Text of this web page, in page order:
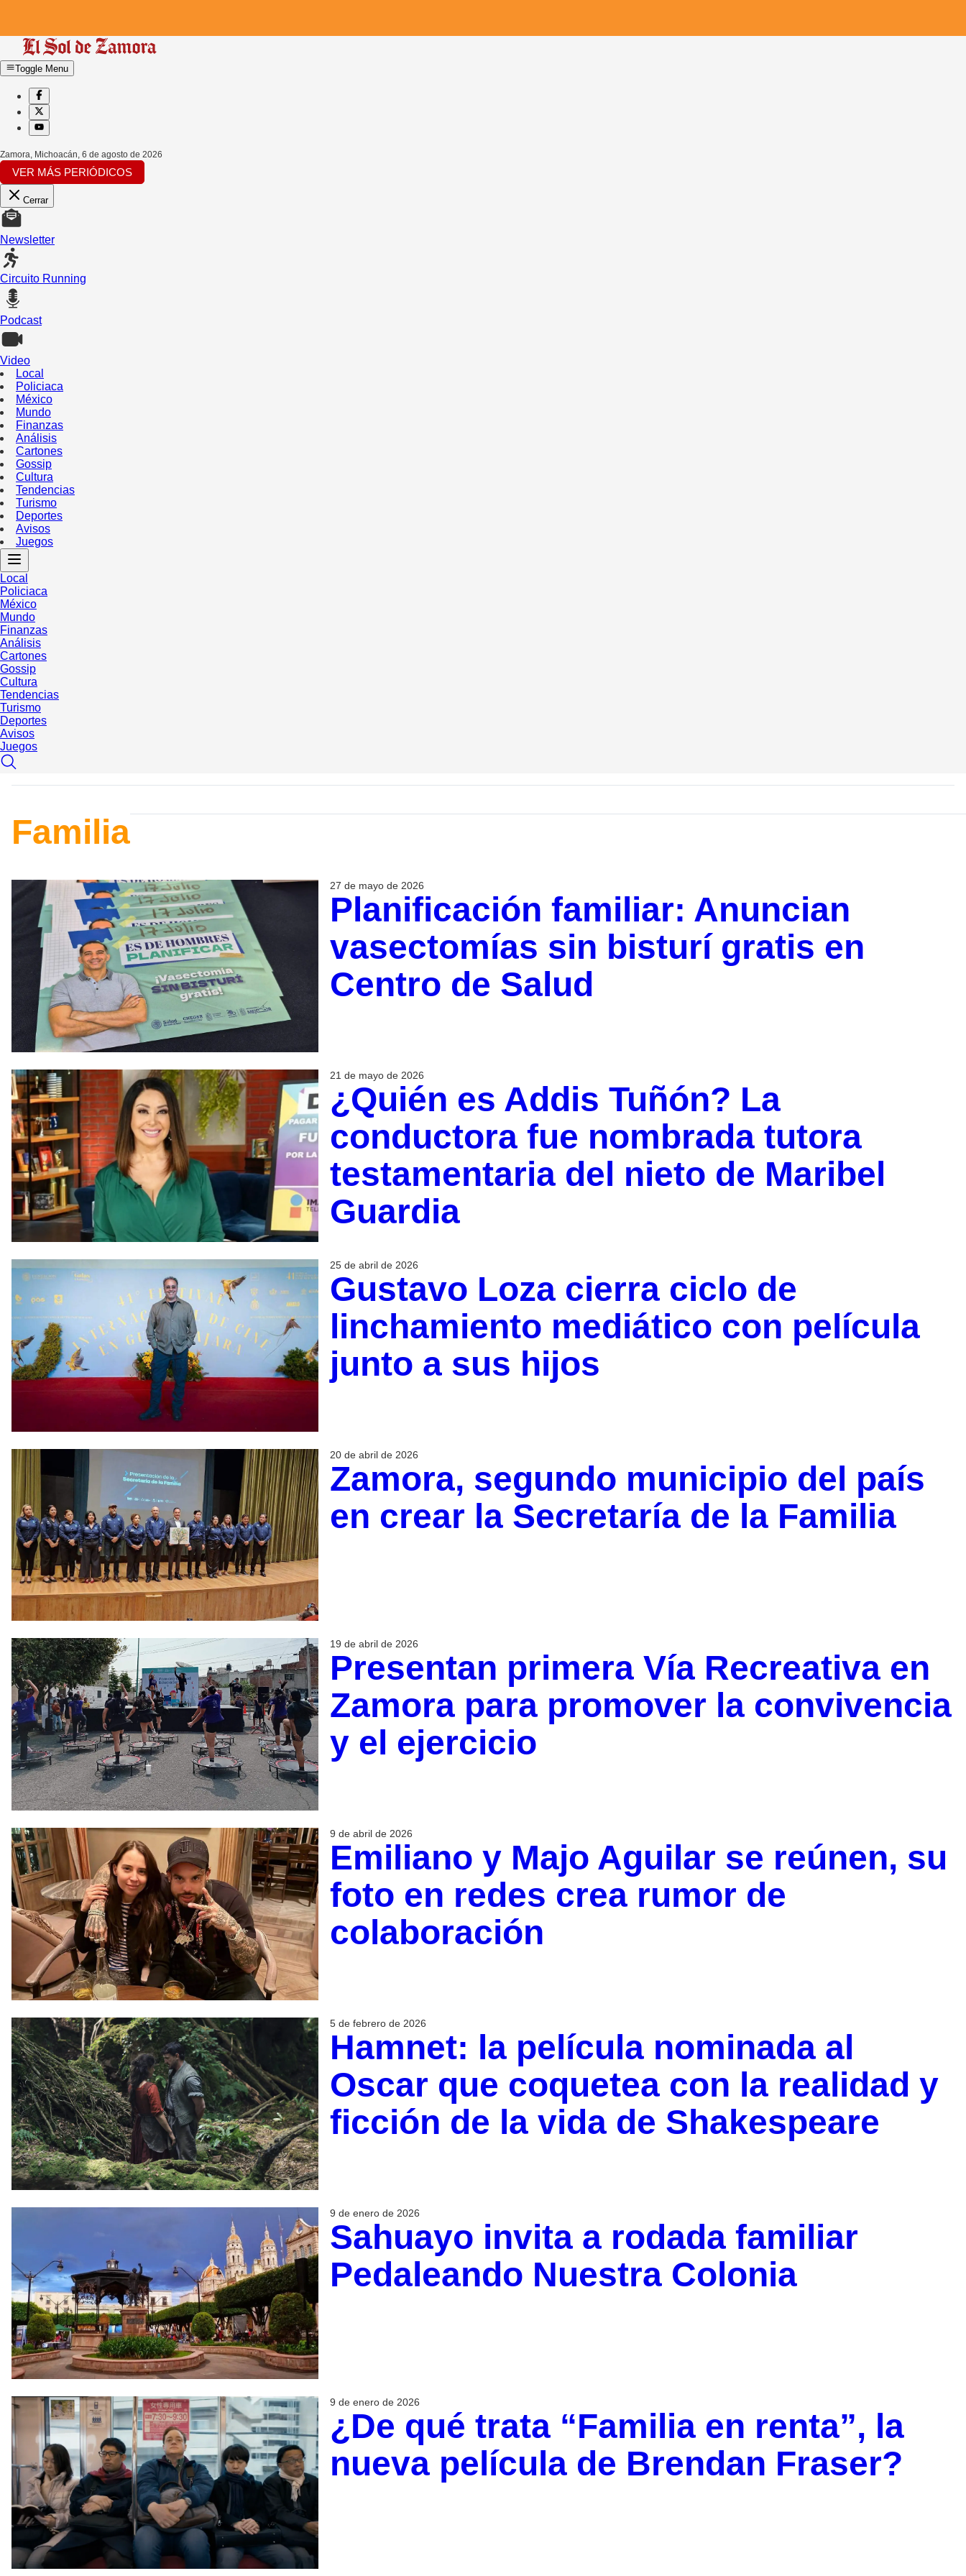
Toggle Menu
Zamora, Michoacán, 6 de agosto de 2026
VER MÁS PERIÓDICOS
Cerrar
Newsletter
Circuito Running
Podcast
Video
Local
Policiaca
México
Mundo
Finanzas
Análisis
Cartones
Gossip
Cultura
Tendencias
Turismo
Deportes
Avisos
Juegos
Local
Policiaca
México
Mundo
Finanzas
Análisis
Cartones
Gossip
Cultura
Tendencias
Turismo
Deportes
Avisos
Juegos
Familia
27 de mayo de 2026
Planificación familiar: Anuncian
vasectomías sin bisturí gratis en
Centro de Salud
21 de mayo de 2026
¿Quién es Addis Tuñón? La
conductora fue nombrada tutora
testamentaria del nieto de Maribel
Guardia
25 de abril de 2026
Gustavo Loza cierra ciclo de
linchamiento mediático con película
junto a sus hijos
20 de abril de 2026
Zamora, segundo municipio del país
en crear la Secretaría de la Familia
19 de abril de 2026
Presentan primera Vía Recreativa en
Zamora para promover la convivencia
y el ejercicio
9 de abril de 2026
Emiliano y Majo Aguilar se reúnen, su
foto en redes crea rumor de
colaboración
5 de febrero de 2026
Hamnet: la película nominada al
Oscar que coquetea con la realidad y
ficción de la vida de Shakespeare
9 de enero de 2026
Sahuayo invita a rodada familiar
Pedaleando Nuestra Colonia
9 de enero de 2026
¿De qué trata “Familia en renta”, la
nueva película de Brendan Fraser?